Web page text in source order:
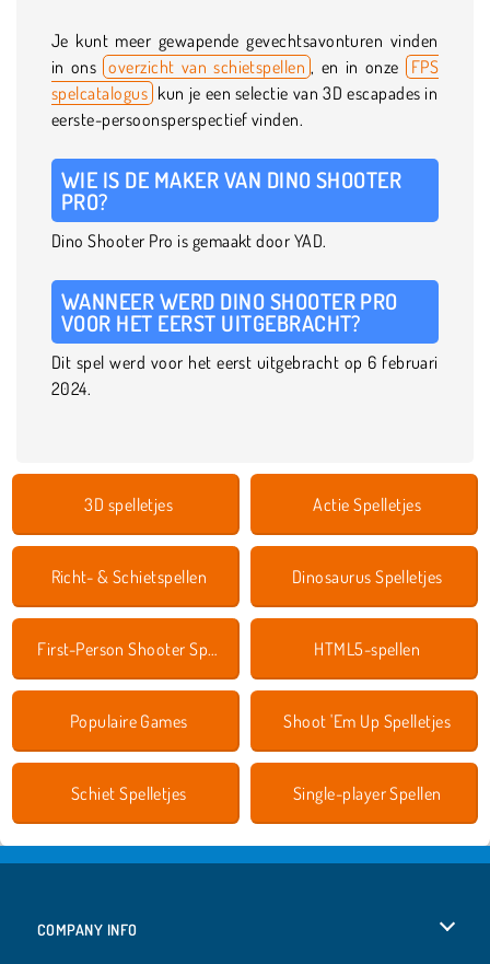
Je kunt meer gewapende gevechtsavonturen vinden
in ons overzicht van schietspellen , en in onze
FPS
spelcatalogus kun je een selectie van 3D escapades in
eerste-persoonsperspectief vinden.
WIE IS DE MAKER VAN DINO SHOOTER
PRO?
Dino Shooter Pro is gemaakt door YAD.
WANNEER WERD DINO SHOOTER PRO
VOOR HET EERST UITGEBRACHT?
Dit spel werd voor het eerst uitgebracht op 6 februari
2024.
3D spelletjes Actie Spelletjes
Richt- & Schietspellen Dinosaurus Spelletjes
First-Person Shooter Spelletjes HTML5-spellen
Populaire Games Shoot 'Em Up Spelletjes
Schiet Spelletjes Single-player Spellen
COMPANY INFO